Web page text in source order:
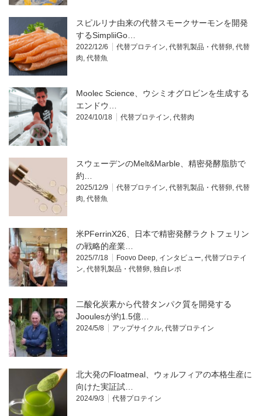
スピルリナ由来の代替スモークサーモンを開発
するSimpliiGo…
2022/12/6 代替プロテイン, 代替乳製品・代替卵, 代替
肉, 代替魚
Moolec Science、ウシミオグロビンを生成する
エンドウ…
2024/10/18 代替プロテイン, 代替肉
スウェーデンのMelt&Marble、精密発酵脂肪で
約…
2025/12/9 代替プロテイン, 代替乳製品・代替卵, 代替
肉, 代替魚
米PFerrinX26、日本で精密発酵ラクトフェリン
の戦略的産業…
2025/7/18 Foovo Deep, インタビュー, 代替プロテイ
ン, 代替乳製品・代替卵, 独自レポ
二酸化炭素から代替タンパク質を開発する
Jooulesが約1.5億…
2024/5/8 アップサイクル, 代替プロテイン
北大発のFloatmeal、ウォルフィアの本格生産に
向けた実証試…
2024/9/3 代替プロテイン